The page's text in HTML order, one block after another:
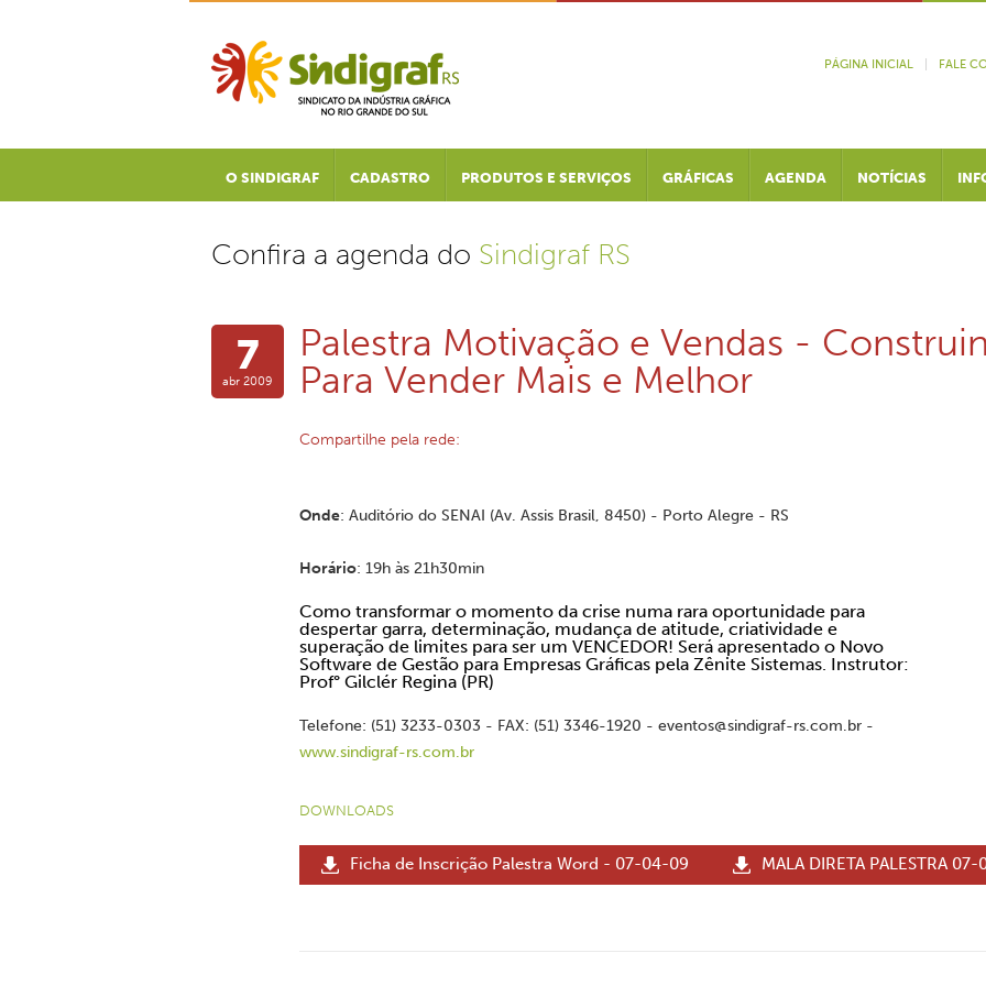
PÁGINA INICIAL FALE
O SINDIGRAF CADASTRO PRODUTOS E SERVIÇOS GRÁFICAS AGENDA NOTÍCIAS
Confira a agenda do Sindigraf RS
7
abr 2009
Palestra Motivação e Vendas -
Para Vender Mais e Melhor
Compartilhe pela rede:
Onde: Auditório do SENAI (Av. Assis Brasil, 8450) - Porto Alegre - RS
Horário: 19h às 21h30min
Como transformar o momento da crise numa rara oportunidade para
despertar garra, determinação, mudança de atitude, criatividade e
superação de limites para ser um VENCEDOR! Será apresentado o Novo
Software de Gestão para Empresas Gráficas pela Zênite Sistemas. Instrutor:
Prof° Gilclér Regina (PR)
Telefone: (51) 3233-0303 - FAX: (51) 3346-1920 - eventos@sindigraf-rs.com.br -
www.sindigraf-rs.com.br
DOWNLOADS
Ficha de Inscrição Palestra Word - 07-04-09 MALA DIRETA PALESTRA